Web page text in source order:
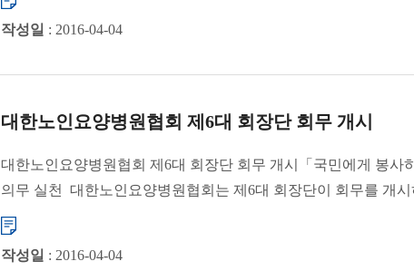
작성일 : 2016-04-04
대한노인요양병원협회 제6대 회장단 회무 개시
대한노인요양병원협회 제6대 회장단 회무 개시「국민에게 봉사
의무 실천 대한노인요양병원협회는 제6대 회장단이 회무를 개
하고 있...
작성일 : 2016-04-04